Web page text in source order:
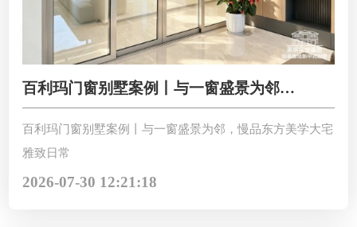
百利玛门窗别墅案例丨与一窗盛景为邻，
慢品东方美学大宅雅致日常
百利玛门窗别墅案例丨与一窗盛景为邻，慢品东方美学大宅
雅致日常
2026-07-30 12:21:18